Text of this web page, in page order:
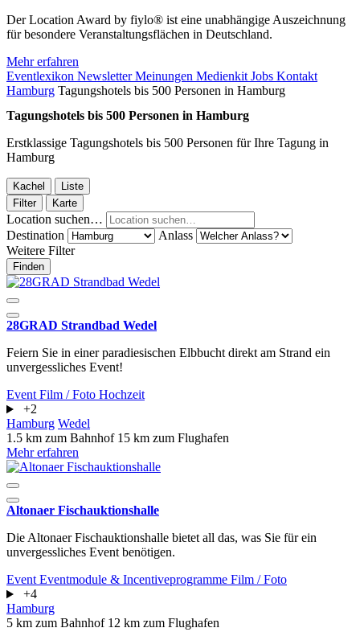
Der Location Award by fiylo® ist eine unabhängige Auszeichnung
für besondere Veranstaltungsflächen in Deutschland.
Mehr erfahren
Eventlexikon NewsletterMeinungen Medienkit Jobs Kontakt
Hamburg Tagungshotels bis 500 Personen in Hamburg
Tagungshotels bis 500 Personen in Hamburg
Erstklassige Tagungshotels bis 500 Personen für Ihre Tagung in
Hamburg
Kachel
Liste
Filter
Karte
Location suchen…
Destination
Anlass
Weitere Filter
Finden
28GRAD Strandbad Wedel
Feiern Sie in einer paradiesischen Elbbucht direkt am Strand ein
unvergessliches Event!
Event Film / Foto Hochzeit
+2
Hamburg Wedel
1.5 km zum Bahnhof 15 km zum Flughafen
Mehr erfahren
Altonaer Fischauktionshalle
Die Altonaer Fischauktionshalle bietet all das, was Sie für ein
unvergessliches Event benötigen.
Event Eventmodule & Incentiveprogramme Film / Foto
+4
Hamburg
5 km zum Bahnhof 12 km zum Flughafen